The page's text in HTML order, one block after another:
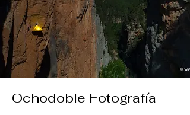
Ochodoble Fotografía